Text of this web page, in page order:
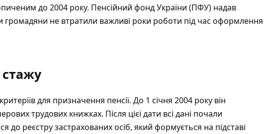
до 2004 року. Пенсійний фонд України (ПФУ) надав
громадяни не втратили важливі роки роботи під час оформлення
для призначення пенсії. До 1 січня 2004 року він
трудових книжках. Після цієї дати всі дані почали
до реєстру застрахованих осіб, який формується на підставі